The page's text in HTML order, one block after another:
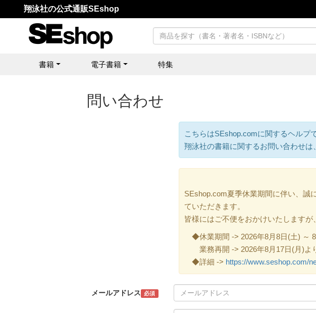
翔泳社の公式通販SEshop
書籍 電子書籍 特集
問い合わせ
こちらはSEshop.comに関するヘルプで
翔泳社の書籍に関するお問い合わせは、
SEshop.com夏季休業期間に伴い、誠
ていただきます。
皆様にはご不便をおかけいたしますが
◆休業期間 -> 2026年8月8日(土) ～
業務再開 -> 2026年8月17日(月)よ
◆詳細 -> https://www.seshop.com/
メールアドレス 必須